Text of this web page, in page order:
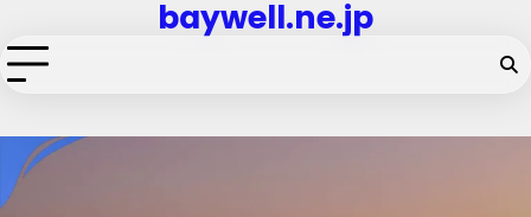
to
content
baywell.ne.jp